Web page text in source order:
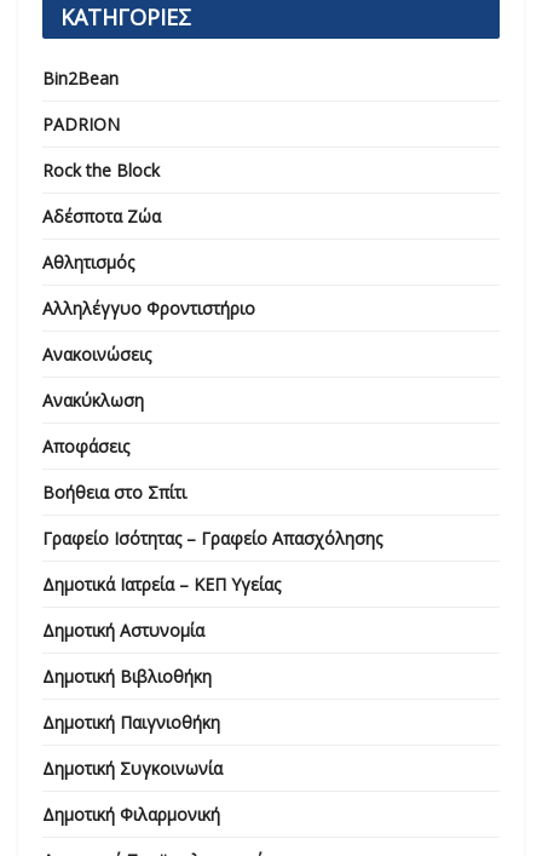
ΚΑΤΗΓΟΡΙΕΣ
Bin2Bean
PADRION
Rock the Block
Αδέσποτα Ζώα
Αθλητισμός
Αλληλέγγυο Φροντιστήριο
Ανακοινώσεις
Ανακύκλωση
Αποφάσεις
Βοήθεια στο Σπίτι
Γραφείο Ισότητας – Γραφείο Απασχόλησης
Δημοτικά Ιατρεία – ΚΕΠ Υγείας
Δημοτική Αστυνομία
Δημοτική Βιβλιοθήκη
Δημοτική Παιγνιοθήκη
Δημοτική Συγκοινωνία
Δημοτική Φιλαρμονική